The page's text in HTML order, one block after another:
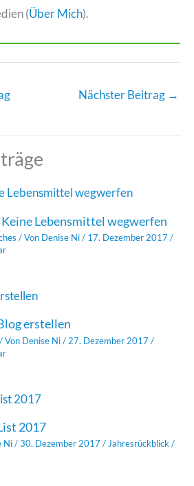
(Über Mich).
Nächster Beitrag →
Keine Lebensmittel wegwerfen
/ Von Denise Ni/ 17. Dezember 2017 /
erstellen
/ Von Denise Ni/ 27. Dezember 2017 /
2017
Ni/30. Dezember 2017 /Jahresrückblick/